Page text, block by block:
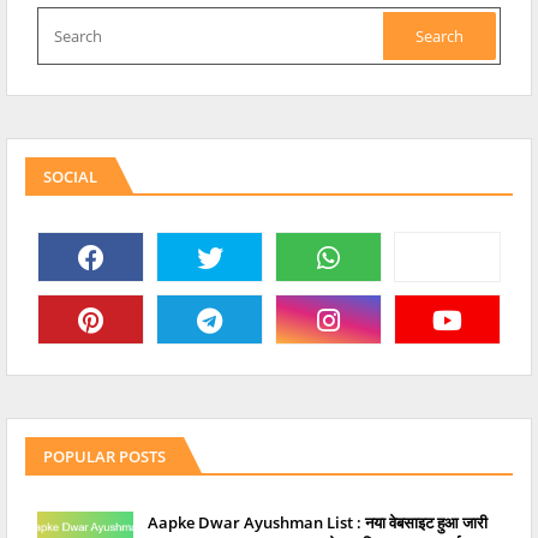
SOCIAL
POPULAR POSTS
Aapke Dwar Ayushman List : नया वेबसाइट हुआ जारी